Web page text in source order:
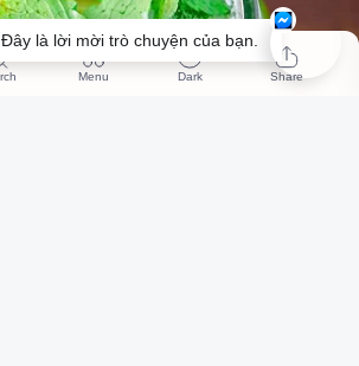
Đây là lời mời trò chuyện của bạn.